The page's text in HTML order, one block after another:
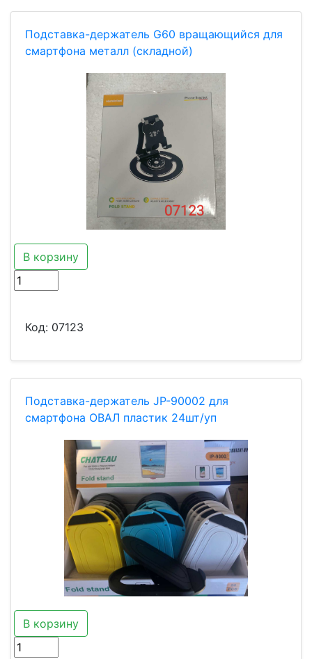
Подставка-держатель G60 вращающийся для
смартфона металл (складной)
В корзину
Код: 07123
Подставка-держатель JP-90002 для
смартфона ОВАЛ пластик 24шт/уп
В корзину